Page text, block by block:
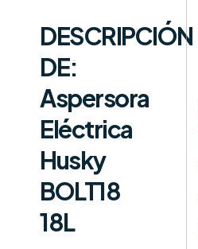
DESCRIPCIÓN
DE:
Aspersora
Eléctrica
Husky
BOLT18
18L